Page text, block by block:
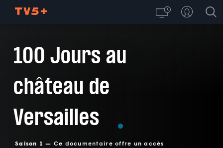
100 Jours au
château de
Versailles
Saison 1 — Ce documentaire offre un accès